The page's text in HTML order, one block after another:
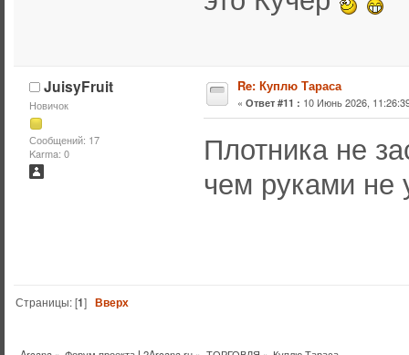
JuisyFruit
Новичок
Сообщений: 17
Karma: 0
Re: Куплю Тараса
« Ответ #11 : 10 Июнь 2026,
Плотника не
чем руками не
Страницы: [1]Вверх